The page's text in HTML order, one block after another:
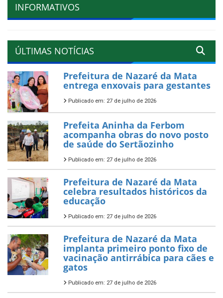
INFORMATIVOS
ÚLTIMAS NOTÍCIAS
Prefeitura de Nazaré da Mata
entrega enxovais para gestantes
Publicado em: 27 de julho de 2026
Prefeita Aninha da Ferbom
acompanha obras do novo posto
de saúde do Sertãozinho
Publicado em: 27 de julho de 2026
Prefeitura de Nazaré da Mata
celebra resultados históricos da
educação
Publicado em: 27 de julho de 2026
Prefeitura de Nazaré da Mata
implanta primeiro ponto fixo de
vacinação antirrábica para cães e
gatos
Publicado em: 27 de julho de 2026